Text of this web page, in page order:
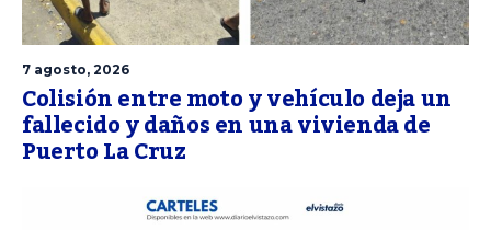
7 agosto, 2026
Colisión entre moto y vehículo deja un
fallecido y daños en una vivienda de
Puerto La Cruz